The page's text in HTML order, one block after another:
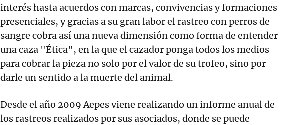
interés hasta acuerdos con marcas, convivencias y formaciones
presenciales, y gracias a su gran labor el rastreo con perros de
sangre cobra así una nueva dimensión como forma de entender
una caza "Ética", en la que el cazador ponga todos los medios
para cobrar la pieza no solo por el valor de su trofeo, sino por
darle un sentido a la muerte del animal.
Desde el año 2009 Aepes viene realizando un informe anual de
los rastreos realizados por sus asociados, donde se puede